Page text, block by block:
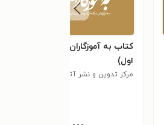
کتاب به آموزگاران (جلد
اول)
مرکز تدوین و نشر آثار علامه